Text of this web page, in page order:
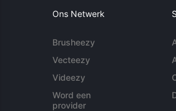
Ons Netwerk
Brusheezy
Vecteezy
Videezy
Word een
provider